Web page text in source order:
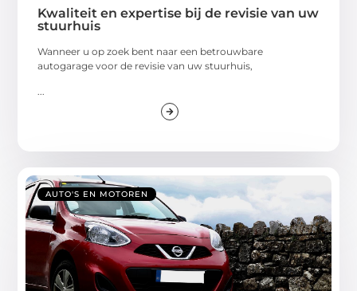
Kwaliteit en expertise bij de revisie van uw
stuurhuis
Wanneer u op zoek bent naar een betrouwbare
autogarage voor de revisie van uw stuurhuis,
...
AUTO'S EN MOTOREN